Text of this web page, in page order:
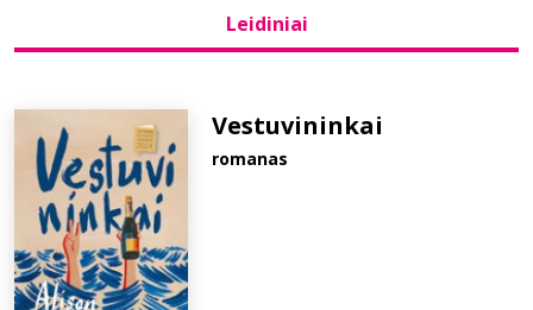
Leidiniai
Vestuvininkai
romanas